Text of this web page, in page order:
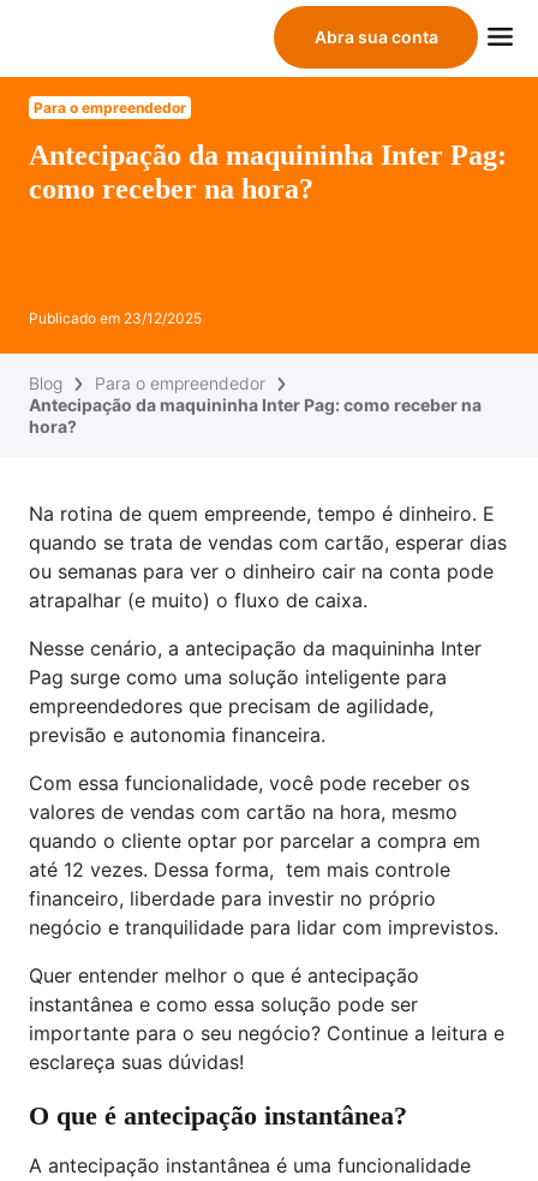
Abra sua conta
Para o empreendedor
Antecipação da maquininha Inter Pag:
como receber na hora?
Publicado em 23/12/2025
Blog
Para o empreendedor
Antecipação da maquininha Inter Pag: como receber na
hora?
Na rotina de quem empreende, tempo é dinheiro. E
quando se trata de vendas com cartão, esperar dias
ou semanas para ver o dinheiro cair na conta pode
atrapalhar (e muito) o fluxo de caixa.
Nesse cenário, a antecipação da maquininha Inter
Pag surge como uma solução inteligente para
empreendedores que precisam de agilidade,
previsão e autonomia financeira.
Com essa funcionalidade, você pode receber os
valores de vendas com cartão na hora, mesmo
quando o cliente optar por parcelar a compra em
até 12 vezes. Dessa forma, tem mais controle
financeiro, liberdade para investir no próprio
negócio e tranquilidade para lidar com imprevistos.
Quer entender melhor o que é antecipação
instantânea e como essa solução pode ser
importante para o seu negócio? Continue a leitura e
esclareça suas dúvidas!
O que é antecipação instantânea?
A antecipação instantânea é uma funcionalidade